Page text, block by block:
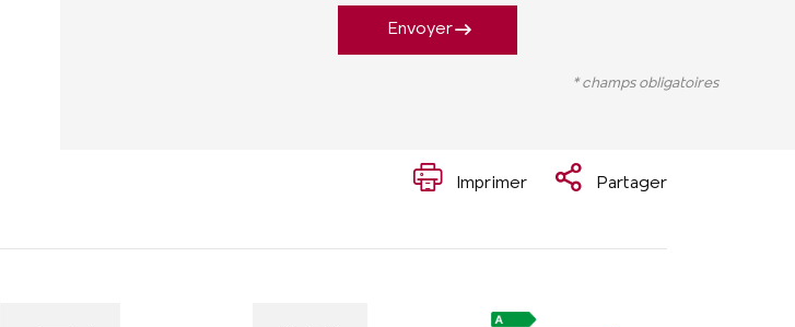
Envoyer
* champs obligatoires
Imprimer Partager